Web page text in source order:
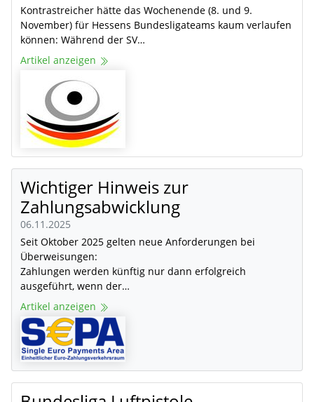
Kontrastreicher hätte das Wochenende (8. und 9.
November) für Hessens Bundesligateams kaum verlaufen
können: Während der SV…
Artikel anzeigen
Wichtiger Hinweis zur
Zahlungsabwicklung
06.11.2025
Seit Oktober 2025 gelten neue Anforderungen bei
Überweisungen:
Zahlungen werden künftig nur dann erfolgreich
ausgeführt, wenn der…
Artikel anzeigen